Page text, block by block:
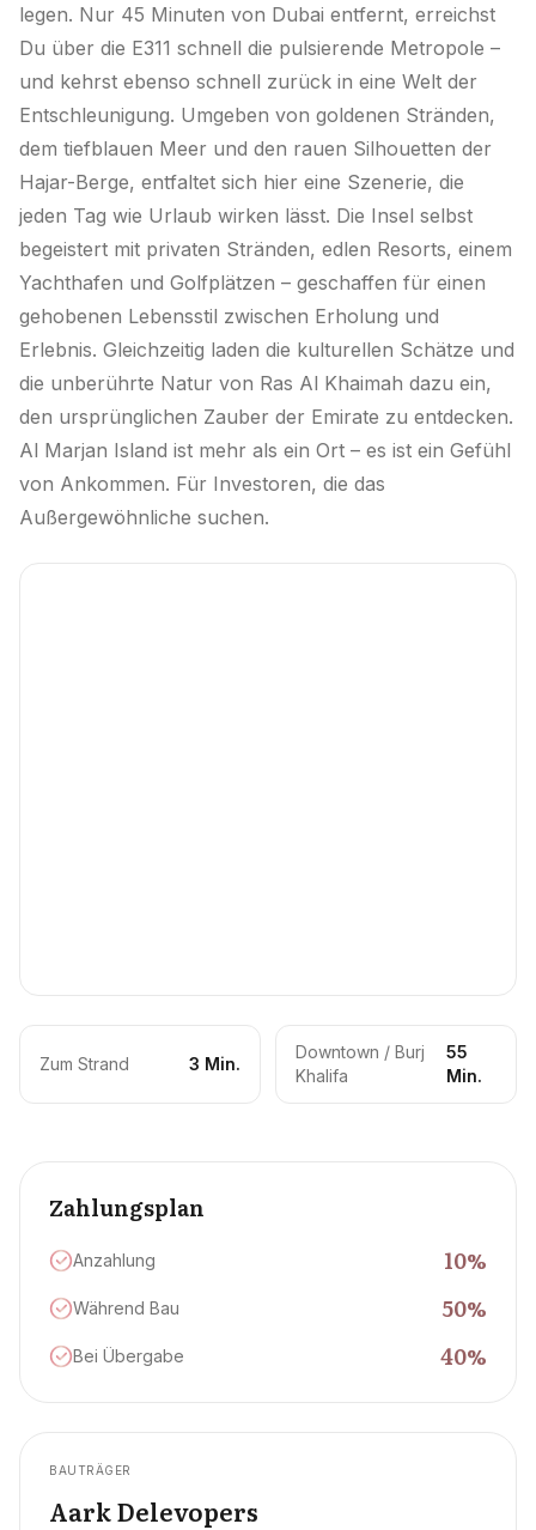
legen. Nur 45 Minuten von Dubai entfernt, erreichst
Du über die E311 schnell die pulsierende Metropole –
und kehrst ebenso schnell zurück in eine Welt der
Entschleunigung. Umgeben von goldenen Stränden,
dem tiefblauen Meer und den rauen Silhouetten der
Hajar-Berge, entfaltet sich hier eine Szenerie, die
jeden Tag wie Urlaub wirken lässt. Die Insel selbst
begeistert mit privaten Stränden, edlen Resorts, einem
Yachthafen und Golfplätzen – geschaffen für einen
gehobenen Lebensstil zwischen Erholung und
Erlebnis. Gleichzeitig laden die kulturellen Schätze und
die unberührte Natur von Ras Al Khaimah dazu ein,
den ursprünglichen Zauber der Emirate zu entdecken.
Al Marjan Island ist mehr als ein Ort – es ist ein Gefühl
von Ankommen. Für Investoren, die das
Außergewöhnliche suchen.
Zum Strand 3 Min.
Downtown / Burj
Khalifa
55
Min.
Zahlungsplan
Anzahlung 10%
Während Bau 50%
Bei Übergabe 40%
BAUTRÄGER
Aark Delevopers